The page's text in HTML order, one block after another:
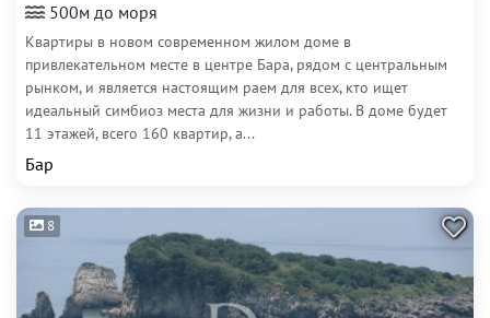
500м до моря
Квартиры в новом современном жилом доме в
привлекательном месте в центре Бара, рядом с центральным
рынком, и является настоящим раем для всех, кто ищет
идеальный симбиоз места для жизни и работы. В доме будет
11 этажей, всего 160 квартир, а...
Бар
8